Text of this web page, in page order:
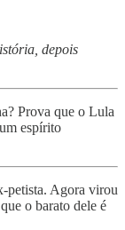
depois
Prova que o Lula
espírito
petista. Agora virou
o barato dele é